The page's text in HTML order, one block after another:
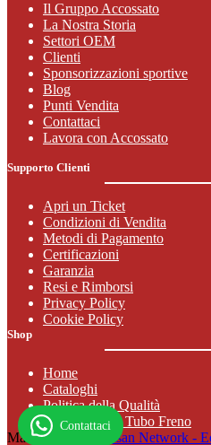
Il Gruppo Accossato
La Nostra Storia
Settori OEM
Clienti
Sponsorizzazioni sportive
Blog
Punti Vendita
Contattaci
Lavora con Accossato
Supporto Clienti
Apri un Ticket
Condizioni di Vendita
Metodi di Pagamento
Certificazioni
Garanzia
Resi e Rimborsi
Privacy Policy
Cookie Policy
Shop
Home
Cataloghi
Politica della Qualità
Configuratore Tubo Freno
Made in Italy by
Jusan Network -
Contattaci